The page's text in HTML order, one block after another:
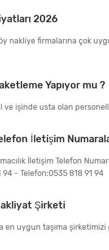
2026
nakliye firmalarına çok
Yapıyor mu ?
ve işinde usta olan
İletişim
İletişim Telefon
94 - Telefon:0535 818 91 94
Şirketi
en uygun taşıma